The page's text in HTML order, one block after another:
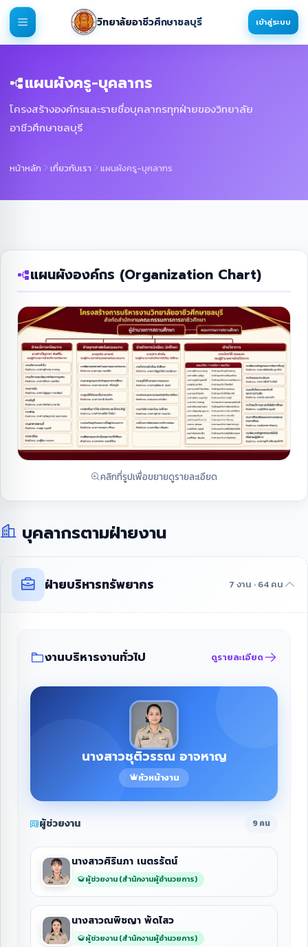
วิทยาลัยอาชีวศึกษาชลบุรี เข้าสู่ระบบ
แผนผังครู-บุคลากร
โครงสร้างองค์กรและรายชื่อบุคลากรทุกฝ่ายของวิทยาลัย
อาชีวศึกษาชลบุรี
หน้าหลัก เกี่ยวกับเรา แผนผังครู-บุคลากร
แผนผังองค์กร (Organization Chart)
คลิกที่รูปเพื่อขยายดูรายละเอียด
บุคลากรตามฝ่ายงาน
ฝ่ายบริหารทรัพยากร 7 งาน · 64 คน
งานบริหารงานทั่วไป ดูรายละเอียด
นางสาวชุติวรรณ อาจหาญ
หัวหน้างาน
ผู้ช่วยงาน 9 คน
นางสาวศิรินภา เนตรรัตน์
ผู้ช่วยงาน (สำนักงานผู้อำนวยการ)
นางสาวณพิชญา พัดไสว
ผู้ช่วยงาน (สำนักงานผู้อำนวยการ)